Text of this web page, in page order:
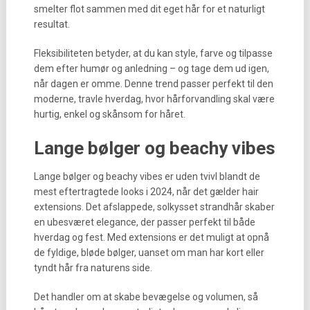
smelter flot sammen med dit eget hår for et naturligt
resultat.
Fleksibiliteten betyder, at du kan style, farve og tilpasse
dem efter humør og anledning – og tage dem ud igen,
når dagen er omme. Denne trend passer perfekt til den
moderne, travle hverdag, hvor hårforvandling skal være
hurtig, enkel og skånsom for håret.
Lange bølger og beachy vibes
Lange bølger og beachy vibes er uden tvivl blandt de
mest eftertragtede looks i 2024, når det gælder hair
extensions. Det afslappede, solkysset strandhår skaber
en ubesværet elegance, der passer perfekt til både
hverdag og fest. Med extensions er det muligt at opnå
de fyldige, bløde bølger, uanset om man har kort eller
tyndt hår fra naturens side.
Det handler om at skabe bevægelse og volumen, så